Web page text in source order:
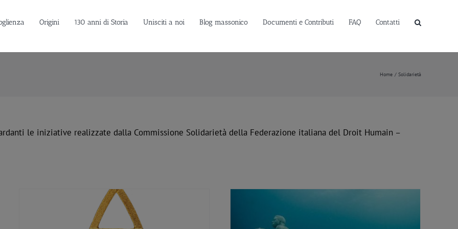
Origini 130 anni di Storia Unisciti a noi Blog massonico Documenti e Contributi FAQ Contatti
Home Solidarietà
le iniziative realizzate dalla Commissione Solidarietà della Federazione italiana del Droit Humain –